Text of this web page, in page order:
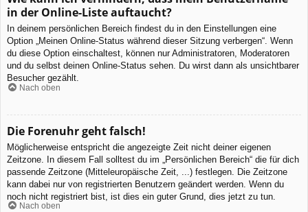
in der Online-Liste auftaucht?
In deinem persönlichen Bereich findest du in den Einstellungen eine
Option „Meinen Online-Status während dieser Sitzung verbergen“. Wenn
du diese Option einschaltest, können nur Administratoren, Moderatoren
und du selbst deinen Online-Status sehen. Du wirst dann als unsichtbarer
Besucher gezählt.
Nach oben
Die Forenuhr geht falsch!
Möglicherweise entspricht die angezeigte Zeit nicht deiner eigenen
Zeitzone. In diesem Fall solltest du im „Persönlichen Bereich“ die für dich
passende Zeitzone (Mitteleuropäische Zeit, ...) festlegen. Die Zeitzone
kann dabei nur von registrierten Benutzern geändert werden. Wenn du
noch nicht registriert bist, ist dies ein guter Grund, dies jetzt zu tun.
Nach oben